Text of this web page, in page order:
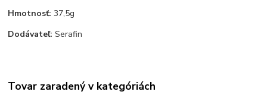
Hmotnosť:37,5g
Dodávateľ:Serafin
Tovar zaradený v kategóriách